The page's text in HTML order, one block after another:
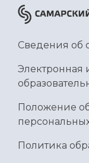
Сведения об
Положение
Политика